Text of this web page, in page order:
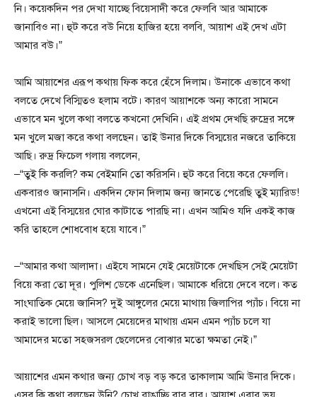
নি। কয়েকদিন পর দেখা যাচ্ছে বিয়েসাদী করে ফেলবি আর আমাকে
জানাবিও না। হুট করে বউ নিয়ে হাজির হয়ে বলবি, আয়াশ এই দেখ এটা
আমার বউ।”
আমি আয়াশের এরূপ কথায় ফিক করে হেঁসে দিলাম। উনাকে এভাবে কথা
বলতে দেখে বিস্মিতও হলাম বটে। কারণ আয়াশকে অন্য কারো সামনে
এভাবে মন খুলে কথা বলতে কখনো দেখিনি। এই প্রথম দেখছি রুদ্রের সঙ্গে
মন খুলে মজা করে কথা বলছেন। তাই উনার দিকে বিস্ময়ের নজরে তাকিয়ে
আছি। রুদ্র ফিচেল গলায় বললেন,
–“তুই কি করলি? কম বেইমানি তো করিসনি। হুট করে বিয়ে করে ফেললি।
একবারও জানাসনি। একদিন ফোন দিলাম জন্য জানতে পেরেছি তুই ম্যারিড!
এখনো এই বিস্ময়ের ঘোর কাটাতে পারছি না। এখন আমিও যদি একই কাজ
করি তাহলে শোধবোধ হয়ে যাবে।”
–“আমার কথা আলাদা। এইযে সামনে যেই মেয়েটাকে দেখছিস সেই মেয়েটা
বিয়ে করা তো দূর। পুলিশ ডেকে এনেছিল। আমাকে ধরিয়ে দেবে বলে। কত
সাংঘাতিক মেয়ে জানিস? দুই আঙ্গুলের মেয়ে মাথায় জিলাপির প্যাঁচ। বিয়ে না
করাই ভালো ছিল। আসলে মেয়েদের মাথায় এমন এমন প্যাঁচ চলে যা
আমাদের মতো সহজসরল ছেলেদের বোঝার মতো ক্ষমতা নেই।”
আয়াশের এমন কথার জন্য চোখ বড় বড় করে তাকালাম আমি উনার দিকে।